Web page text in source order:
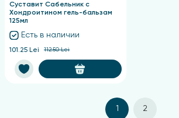
Суставит Сабельник с
Хондроитином гель-бальзам
125мл
Есть в наличии
101.25 Lei 112.50 Lei
1 2